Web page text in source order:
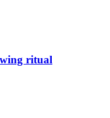
ritual